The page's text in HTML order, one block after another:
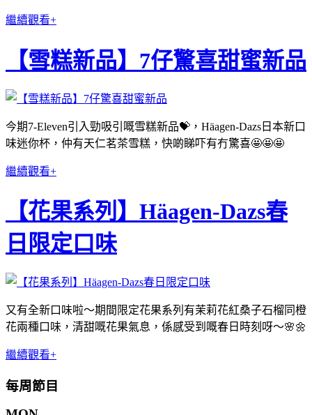
繼續觀看+
【雪糕新品】7仔驚喜甜蜜新品
今期7-Eleven引入勁吸引嘅雪糕新品💝，Häagen-Dazs日本新口
味迷你杯，仲有天仁茗茶雪糕，快啲睇吓有冇驚喜🤩🤩🤩
繼續觀看+
【花果系列】Häagen-Dazs春
日限定口味
又有全新口味啦～期間限定花果系列有茉莉花紅桑子石榴同橙
花兩種口味，清甜嘅花果氣息，係感受到嘅春日時刻呀～🌸🌼
繼續觀看+
每周節目